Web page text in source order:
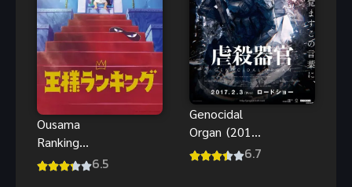
Ousama
Ranking
อันดับพระ6.5
Genocidal
Organ (2017)
อวัยวะฆ่าล้าง6.7